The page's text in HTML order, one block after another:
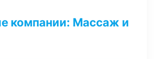
компании: Массаж и